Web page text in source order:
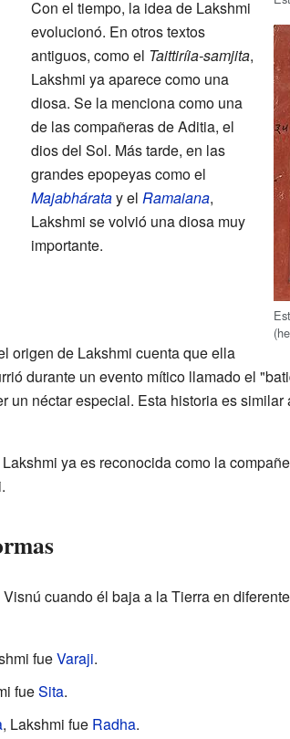
Con el tiempo, la idea de Lakshmi
evolucionó. En otros textos
antiguos, como el Taittiríia-samjita,
Lakshmi ya aparece como una
diosa. Se la menciona como una
de las compañeras de Aditia, el
dios del Sol. Más tarde, en las
grandes epopeyas como el
Majabháratay el Ramaiana,
Lakshmi se volvió una diosa muy
importante.
origen de Lakshmi cuenta que ella
durante un evento mítico llamado el
un néctar especial. Esta historia es
ya es reconocida como la
cuando él baja a la Tierra en
fueVaraji.
fueSita.
, Lakshmi fue Radha.